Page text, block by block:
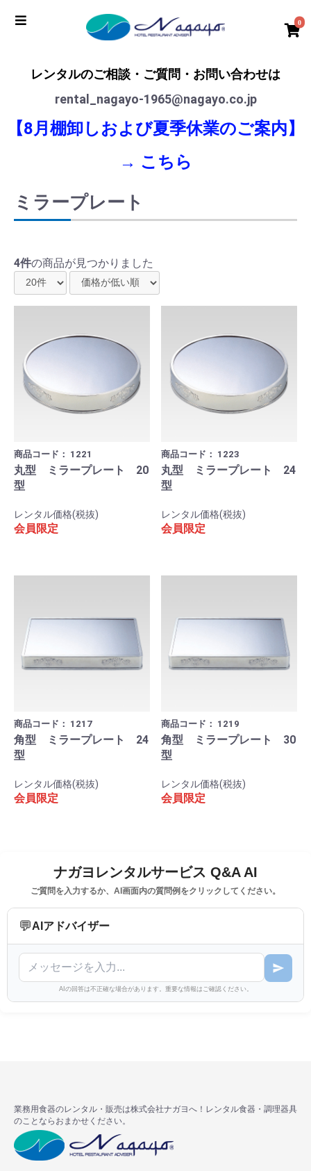
0
レンタルのご相談・ご質問・お問い合わせは
rental_nagayo-1965@nagayo.co.jp
【8月棚卸しおよび夏季休業のご案内】
→ こちら
ミラープレート
4件の商品が見つかりました
商品コード： 1221
丸型 ミラープレート 20
型
レンタル価格(税抜)
会員限定
商品コード： 1223
丸型 ミラープレート 24
型
レンタル価格(税抜)
会員限定
商品コード： 1217
角型 ミラープレート 24
型
レンタル価格(税抜)
会員限定
商品コード： 1219
角型 ミラープレート 30
型
レンタル価格(税抜)
会員限定
ナガヨレンタルサービス Q&A AI
ご質問を入力するか、AI画面内の質問例をクリックしてください。
💬AIアドバイザー
AIの回答は不正確な場合があります。重要な情報はご確認ください。
業務用食器のレンタル・販売は株式会社ナガヨへ！レンタル食器・調理器具
のことならおまかせください。